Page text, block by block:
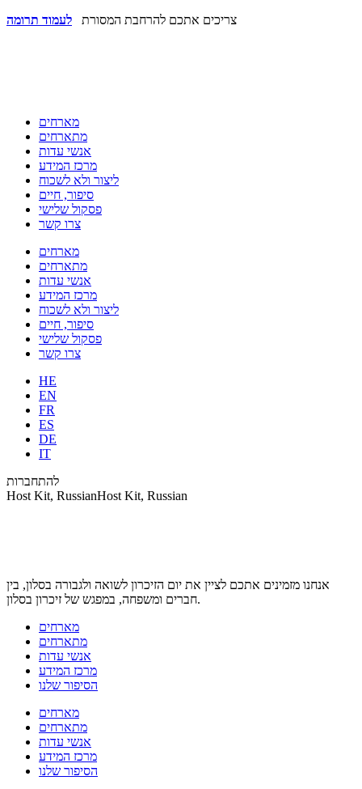
צריכים אתכם להרחבת המסורת לעמוד תרומה
מארחים
מתארחים
אנשי עדות
מרכז המידע
ליצור ולא לשכוח
סיפור, חיים
פסקול שלישי
צרו קשר
מארחים
מתארחים
אנשי עדות
מרכז המידע
ליצור ולא לשכוח
סיפור, חיים
פסקול שלישי
צרו קשר
HE
EN
FR
ES
DE
IT
להתחברות
Host Kit, RussianHost Kit, Russian
אנחנו מזמינים אתכם לציין את יום הזיכרון לשואה ולגבורה בסלון, בין
חברים ומשפחה, במפגש של זיכרון בסלון.
מארחים
מתארחים
אנשי עדות
מרכז המידע
הסיפור שלנו
מארחים
מתארחים
אנשי עדות
מרכז המידע
הסיפור שלנו